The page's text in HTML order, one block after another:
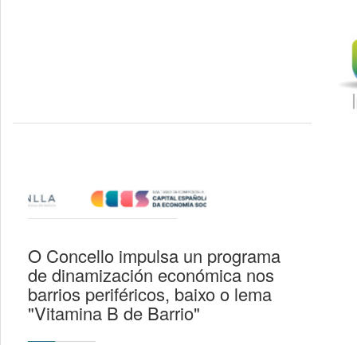
O Concello impulsa un programa
de dinamización económica nos
barrios periféricos, baixo o lema
"Vitamina B de Barrio"